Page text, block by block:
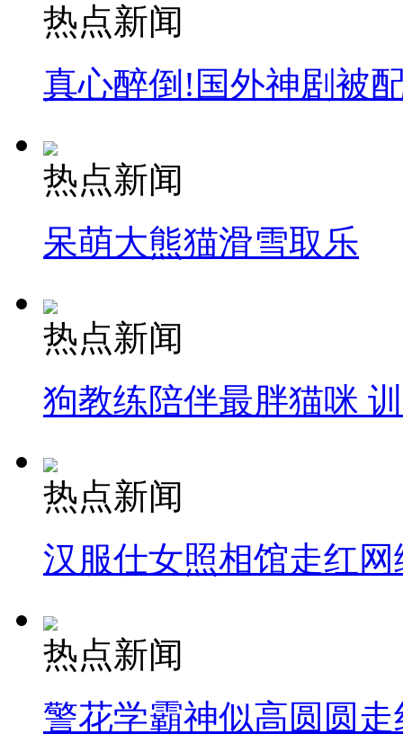
热点新闻
真心醉倒!国外神剧被
热点新闻
呆萌大熊猫滑雪取乐
热点新闻
狗教练陪伴最胖猫咪
热点新闻
汉服仕女照相馆走红网
热点新闻
警花学霸神似高圆圆走